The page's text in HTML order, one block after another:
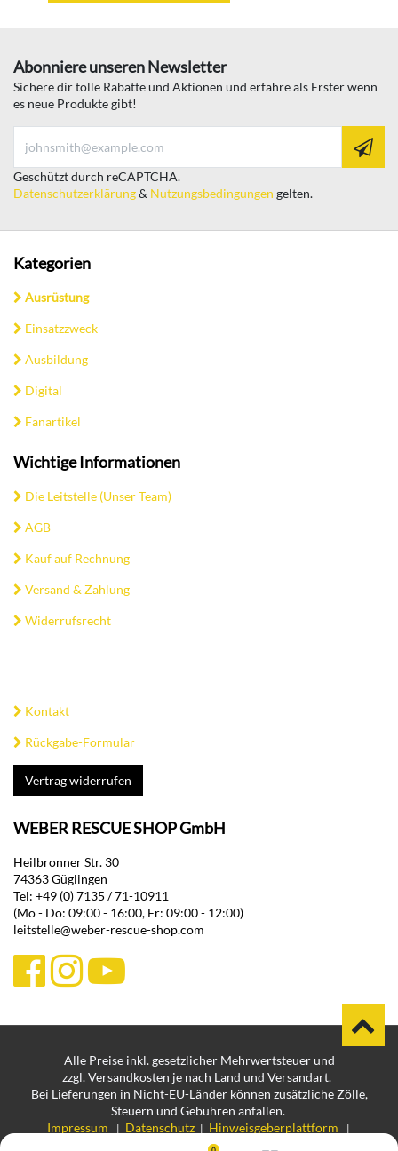
Abonniere unseren Newsletter
Sichere dir tolle Rabatte und Aktionen und erfahre als Erster wenn
es neue Produkte gibt!
Geschützt durch reCAPTCHA.
Datenschutzerklärung& Nutzungsbedingungen gelten.
Kategorien
Ausrüstung
Einsatzzweck
Ausbildung
Digital
Fanartikel
Wichtige Informationen
Die Leitstelle (Unser Team)
AGB
Kauf auf Rechnung
Versand & Zahlung
Widerrufsrecht
Kontakt
Rückgabe-Formular
Vertrag widerrufen
WEBER RESCUE SHOP GmbH
Heilbronner Str. 30
74363 Güglingen
Tel: +49 (0) 7135 / 71-10911
(Mo - Do: 09:00 - 16:00, Fr: 09:00 - 12:00)
leitstelle@weber-rescue-shop.com
Alle Preise inkl. gesetzlicher Mehrwertsteuer und
zzgl. Versandkosten je nach Land und Versandart.
Bei Lieferungen in Nicht-EU-Länder können zusätzliche Zölle,
Steuern und Gebühren anfallen.
Impressum
| Datenschutz | Hinweisgeberplattform |
Cookie-Einstellungen